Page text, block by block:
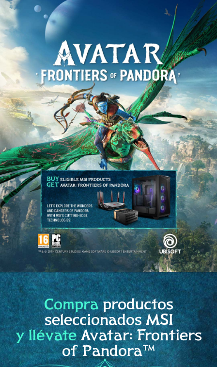
Compraproductos
seleccionados MSI
y llévateAvatar: Frontiers
of Pandora™